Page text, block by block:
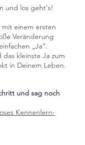
und los geht's!
einem ersten
Veränderung
„Ja”.
kleinste Ja zum
in Deinem Leben.
und sag noch
Kennenlern-